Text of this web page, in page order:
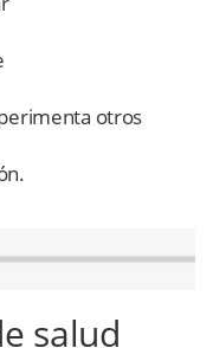
otros
salud